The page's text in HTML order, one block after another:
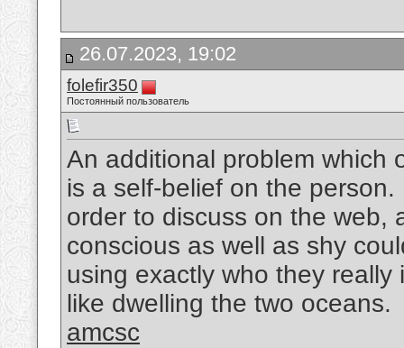
26.07.2023, 19:02
folefir350
Постоянный пользователь
An additional problem which
is a self-belief on the
order to discuss on the web,
conscious as well as shy
using exactly who they really
like dwelling the two oceans.
amcsc